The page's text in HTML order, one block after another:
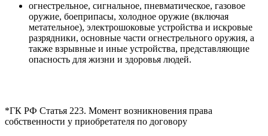
огнестрельное, сигнальное, пневматическое, газовое
оружие, боеприпасы, холодное оружие (включая
метательное), электрошоковые устройства и искровые
разрядники, основные части огнестрельного оружия, а
также взрывные и иные устройства, представляющие
опасность для жизни и здоровья людей.
*ГК РФ Статья 223. Момент возникновения права
собственности у приобретателя по договору